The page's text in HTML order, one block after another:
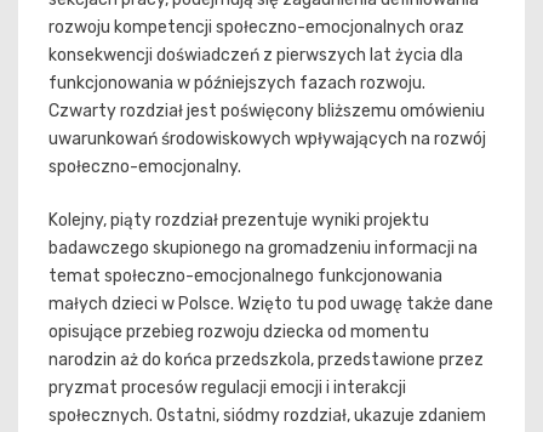
rozwoju kompetencji społeczno-emocjonalnych oraz
konsekwencji doświadczeń z pierwszych lat życia dla
funkcjonowania w późniejszych fazach rozwoju.
Czwarty rozdział jest poświęcony bliższemu omówieniu
uwarunkowań środowiskowych wpływających na rozwój
społeczno-emocjonalny.
Kolejny, piąty rozdział prezentuje wyniki projektu
badawczego skupionego na gromadzeniu informacji na
temat społeczno-emocjonalnego funkcjonowania
małych dzieci w Polsce. Wzięto tu pod uwagę także dane
opisujące przebieg rozwoju dziecka od momentu
narodzin aż do końca przedszkola, przedstawione przez
pryzmat procesów regulacji emocji i interakcji
społecznych. Ostatni, siódmy rozdział, ukazuje zdaniem